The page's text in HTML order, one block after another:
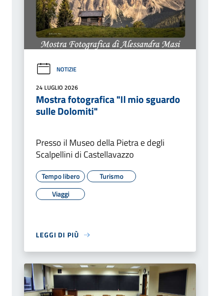
NOTIZIE
24 LUGLIO 2026
Mostra fotografica "Il mio sguardo
sulle Dolomiti"
Presso il Museo della Pietra e degli
Scalpellini di Castellavazzo
Tempo libero
Turismo
Viaggi
LEGGI DI PIÙ